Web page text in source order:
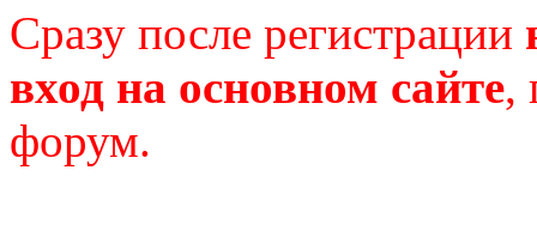
Сразу после регистрации
вход на основном сайте,
форум.